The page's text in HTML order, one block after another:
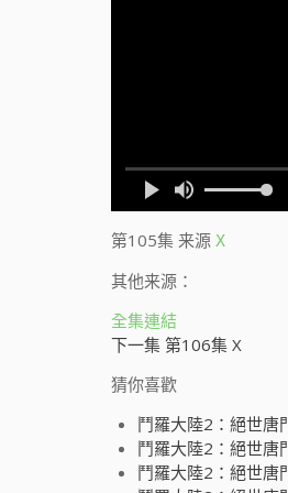
第105集 来源 X
其他来源：
全集連結
下一集 第106集 X
猜你喜歡
鬥羅大陸2：絕世唐
鬥羅大陸2：絕世唐
鬥羅大陸2：絕世唐